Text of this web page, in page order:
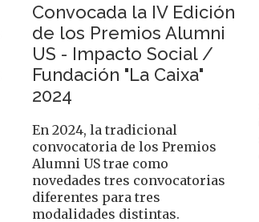
Convocada la IV Edición
de los Premios Alumni
US - Impacto Social /
Fundación "La Caixa"
2024
En 2024, la tradicional
convocatoria de los Premios
Alumni US trae como
novedades tres convocatorias
diferentes para tres
modalidades distintas.